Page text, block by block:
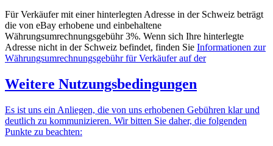
Für Verkäufer mit einer hinterlegten Adresse in der Schweiz beträgt
die von eBay erhobene und einbehaltene
Währungsumrechnungsgebühr 3%. Wenn sich Ihre hinterlegte
Adresse nicht in der Schweiz befindet, finden Sie Informationen zur
Währungsumrechnungsgebühr für Verkäufer auf der
Weitere Nutzungsbedingungen
Es ist uns ein Anliegen, die von uns erhobenen Gebühren klar und
deutlich zu kommunizieren. Wir bitten Sie daher, die folgenden
Punkte zu beachten: